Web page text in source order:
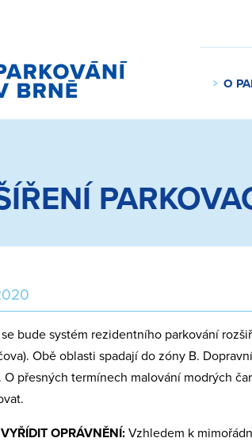
O
se bude systém rezidentního parkování
Obě oblasti spadají do zóny B.
O přesných termínech malování modrých
OPRÁVNĚNÍ:Vzhledem k